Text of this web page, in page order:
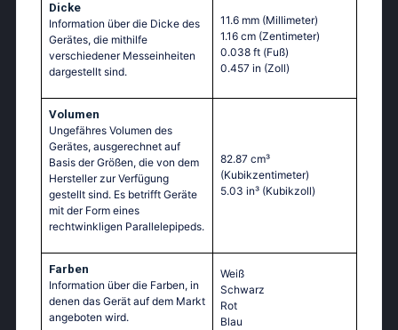
Dicke
Information über die Dicke des
Gerätes, die mithilfe
verschiedener Messeinheiten
dargestellt sind.
11.6 mm (Millimeter)
1.16 cm (Zentimeter)
0.038 ft (Fuß)
0.457 in (Zoll)
Volumen
Ungefähres Volumen des
Gerätes, ausgerechnet auf
Basis der Größen, die von dem
Hersteller zur Verfügung
gestellt sind. Es betrifft Geräte
mit der Form eines
rechtwinkligen Parallelepipeds.
82.87 cm³
(Kubikzentimeter)
5.03 in³ (Kubikzoll)
Farben
Information über die Farben, in
denen das Gerät auf dem Markt
angeboten wird.
Weiß
Schwarz
Rot
Blau